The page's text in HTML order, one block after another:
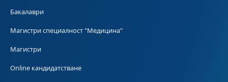
Бакалаври
Магистри специалност "Медицина"
Магистри
Online кандидатстване